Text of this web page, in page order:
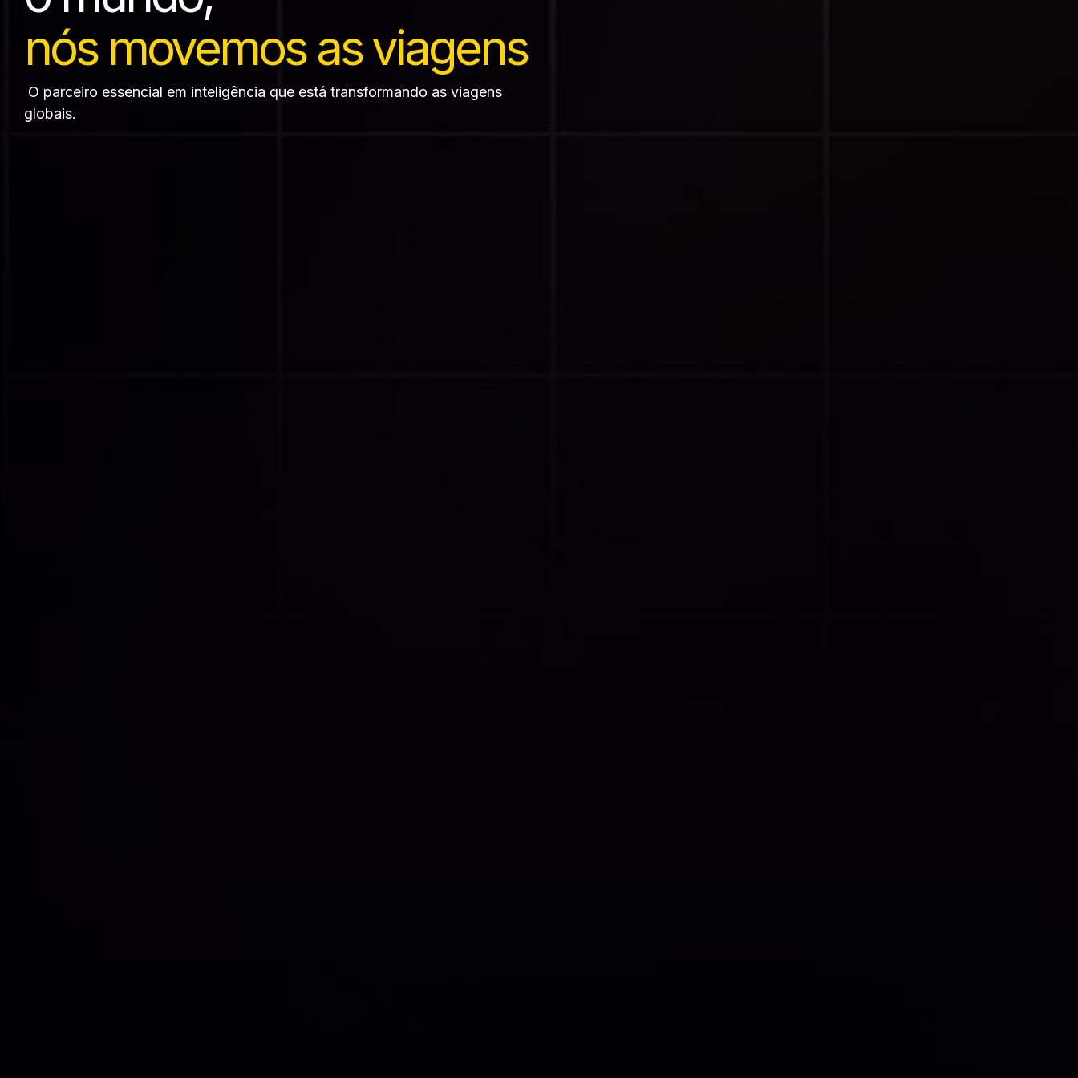
nós movemos as viagens
O parceiro essencial em inteligência que está transformando as viagens
globais.